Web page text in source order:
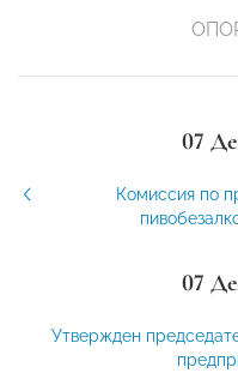
07
Комиссия по
07
Утвержден